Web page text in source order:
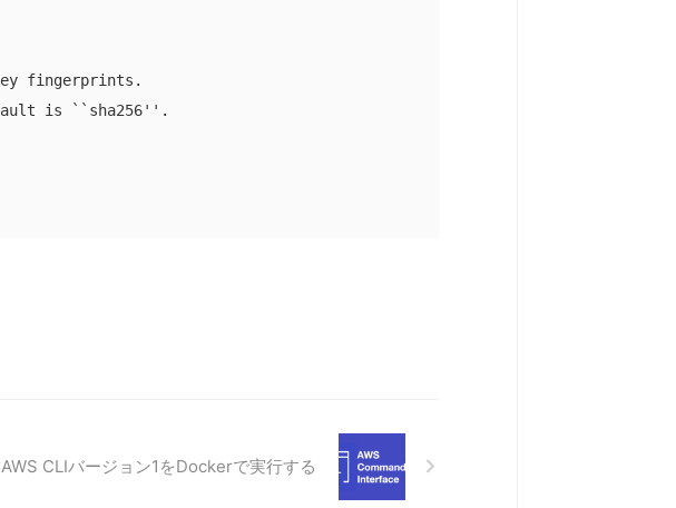
fingerprints.
is ``sha256''.
AWS CLIバージョン1をDockerで実行する